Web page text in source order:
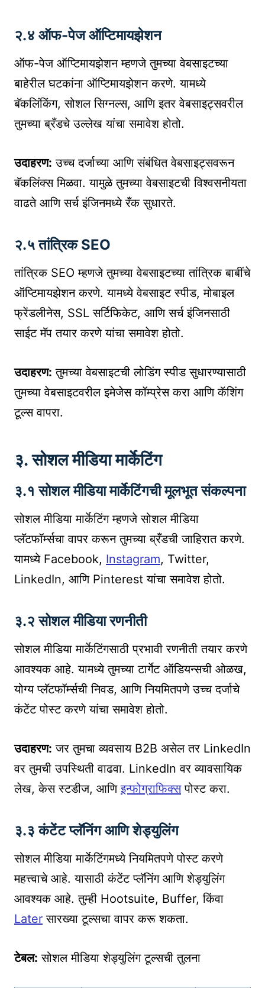
२.४ ऑफ-पेज ऑप्टिमायझेशन
ऑफ-पेज ऑप्टिमायझेशन म्हणजे तुमच्या वेबसाइटच्या
बाहेरील घटकांना ऑप्टिमायझेशन करणे. यामध्ये
बॅकलिंकिंग, सोशल सिग्नल्स, आणि इतर वेबसाइट्सवरील
तुमच्या ब्रँडचे उल्लेख यांचा समावेश होतो.
उदाहरण: उच्च दर्जाच्या आणि संबंधित वेबसाइट्सवरून
बॅकलिंक्स मिळवा. यामुळे तुमच्या वेबसाइटची विश्वसनीयता
वाढते आणि सर्च इंजिनमध्ये रँक सुधारते.
२.५ तांत्रिक SEO
तांत्रिक SEO म्हणजे तुमच्या वेबसाइटच्या तांत्रिक बाबींचे
ऑप्टिमायझेशन करणे. यामध्ये वेबसाइट स्पीड, मोबाइल
फ्रेंडलीनेस, SSL सर्टिफिकेट, आणि सर्च इंजिनसाठी
साईट मॅप तयार करणे यांचा समावेश होतो.
उदाहरण: तुमच्या वेबसाइटची लोडिंग स्पीड सुधारण्यासाठी
तुमच्या वेबसाइटवरील इमेजेस कॉम्प्रेस करा आणि कॅशिंग
टूल्स वापरा.
३. सोशल मीडिया मार्केटिंग
३.१ सोशल मीडिया मार्केटिंगची मूलभूत संकल्पना
सोशल मीडिया मार्केटिंग म्हणजे सोशल मीडिया
प्लॅटफॉर्म्सचा वापर करून तुमच्या ब्रँडची जाहिरात करणे.
यामध्ये Facebook, Instagram, Twitter,
LinkedIn, आणि Pinterest यांचा समावेश होतो.
३.२ सोशल मीडिया रणनीती
सोशल मीडिया मार्केटिंगसाठी प्रभावी रणनीती तयार करणे
आवश्यक आहे. यामध्ये तुमच्या टार्गेट ऑडियन्सची ओळख,
योग्य प्लॅटफॉर्म्सची निवड, आणि नियमितपणे उच्च दर्जाचे
कंटेंट पोस्ट करणे यांचा समावेश होतो.
उदाहरण: जर तुमचा व्यवसाय B2B असेल तर LinkedIn
वर तुमची उपस्थिती वाढवा. LinkedIn वर व्यावसायिक
लेख, केस स्टडीज, आणिइन्फोग्राफिक्सपोस्ट करा.
३.३ कंटेंट प्लॅनिंग आणि शेड्युलिंग
सोशल मीडिया मार्केटिंगमध्ये नियमितपणे पोस्ट करणे
महत्त्वाचे आहे. यासाठी कंटेंट प्लॅनिंग आणि शेड्युलिंग
आवश्यक आहे. तुम्ही Hootsuite, Buffer, किंवा
Later सारख्या टूल्सचा वापर करू शकता.
टेबल: सोशल मीडिया शेड्युलिंग टूल्सची तुलना